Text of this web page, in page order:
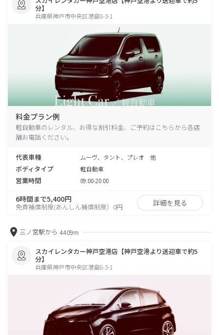
分】
兵庫県神戸市中央区港島8-3-1
料金プラン例
軽自動車のレンタル、お得な割引料金、ご予約はこちらから各店
舗お電話ください。
代表車種 ムーヴ、タント、プレオ 他
ボディタイプ 軽自動車
営業時間 09:00-20:00
6時間まで5,400円
免責補償制度(あんしん補償制度）0円 詳細を見る
三ノ宮駅から 4409m
スカイレンタカー神戸空港店【神戸空港より送迎車で約5
分】
兵庫県神戸市中央区港島8-3-1